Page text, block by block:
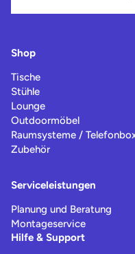
Shop
Tische
Stühle
Lounge
Outdoormöbel
Raumsysteme /
Zubehör
Serviceleistungen
Planung und Beratung
Montageservice
Hilfe & Support